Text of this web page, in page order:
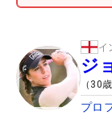
イ
ジ
（ 30歳
プロ